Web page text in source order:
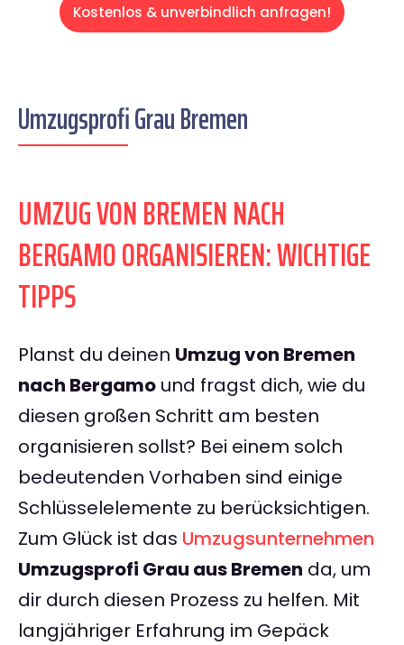
Kostenlos & unverbindlich anfragen!
Umzugsprofi Grau Bremen
UMZUG VON BREMEN NACH
BERGAMO ORGANISIEREN: WICHTIGE
TIPPS
Planst du deinen Umzug von Bremen
nach Bergamo und fragst dich, wie du
diesen großen Schritt am besten
organisieren sollst? Bei einem solch
bedeutenden Vorhaben sind einige
Schlüsselelemente zu berücksichtigen.
Zum Glück ist das Umzugsunternehmen
Umzugsprofi Grau aus Bremen da, um
dir durch diesen Prozess zu helfen. Mit
langjähriger Erfahrung im Gepäck